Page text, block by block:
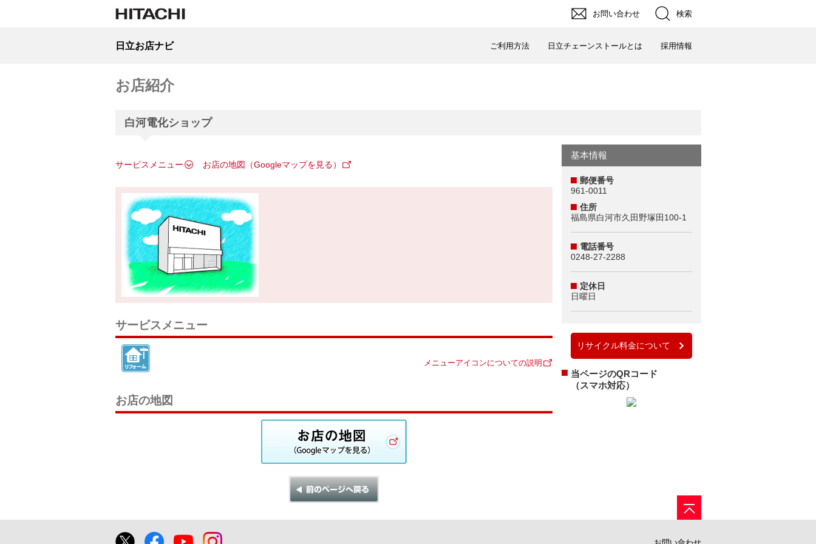
お問い合わせ 検索
日立お店ナビ ご利用方法 日立チェーンストールとは 採用情報
お店紹介
白河電化ショップ
サービスメニュー お店の地図（Googleマップを見る）
サービスメニュー
メニューアイコンについての説明
お店の地図
基本情報
郵便番号
961-0011
住所
福島県白河市久田野塚田100-1
電話番号
0248-27-2288
定休日
日曜日
リサイクル料金について
当ページのQRコード
（スマホ対応）